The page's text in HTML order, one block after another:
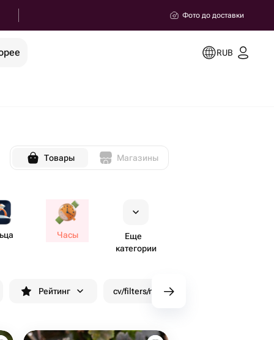
Фото до доставки
RUB
Товары Магазины
Часы
Еще
категории
Рейтинг cv/filters/name_fast_delivery